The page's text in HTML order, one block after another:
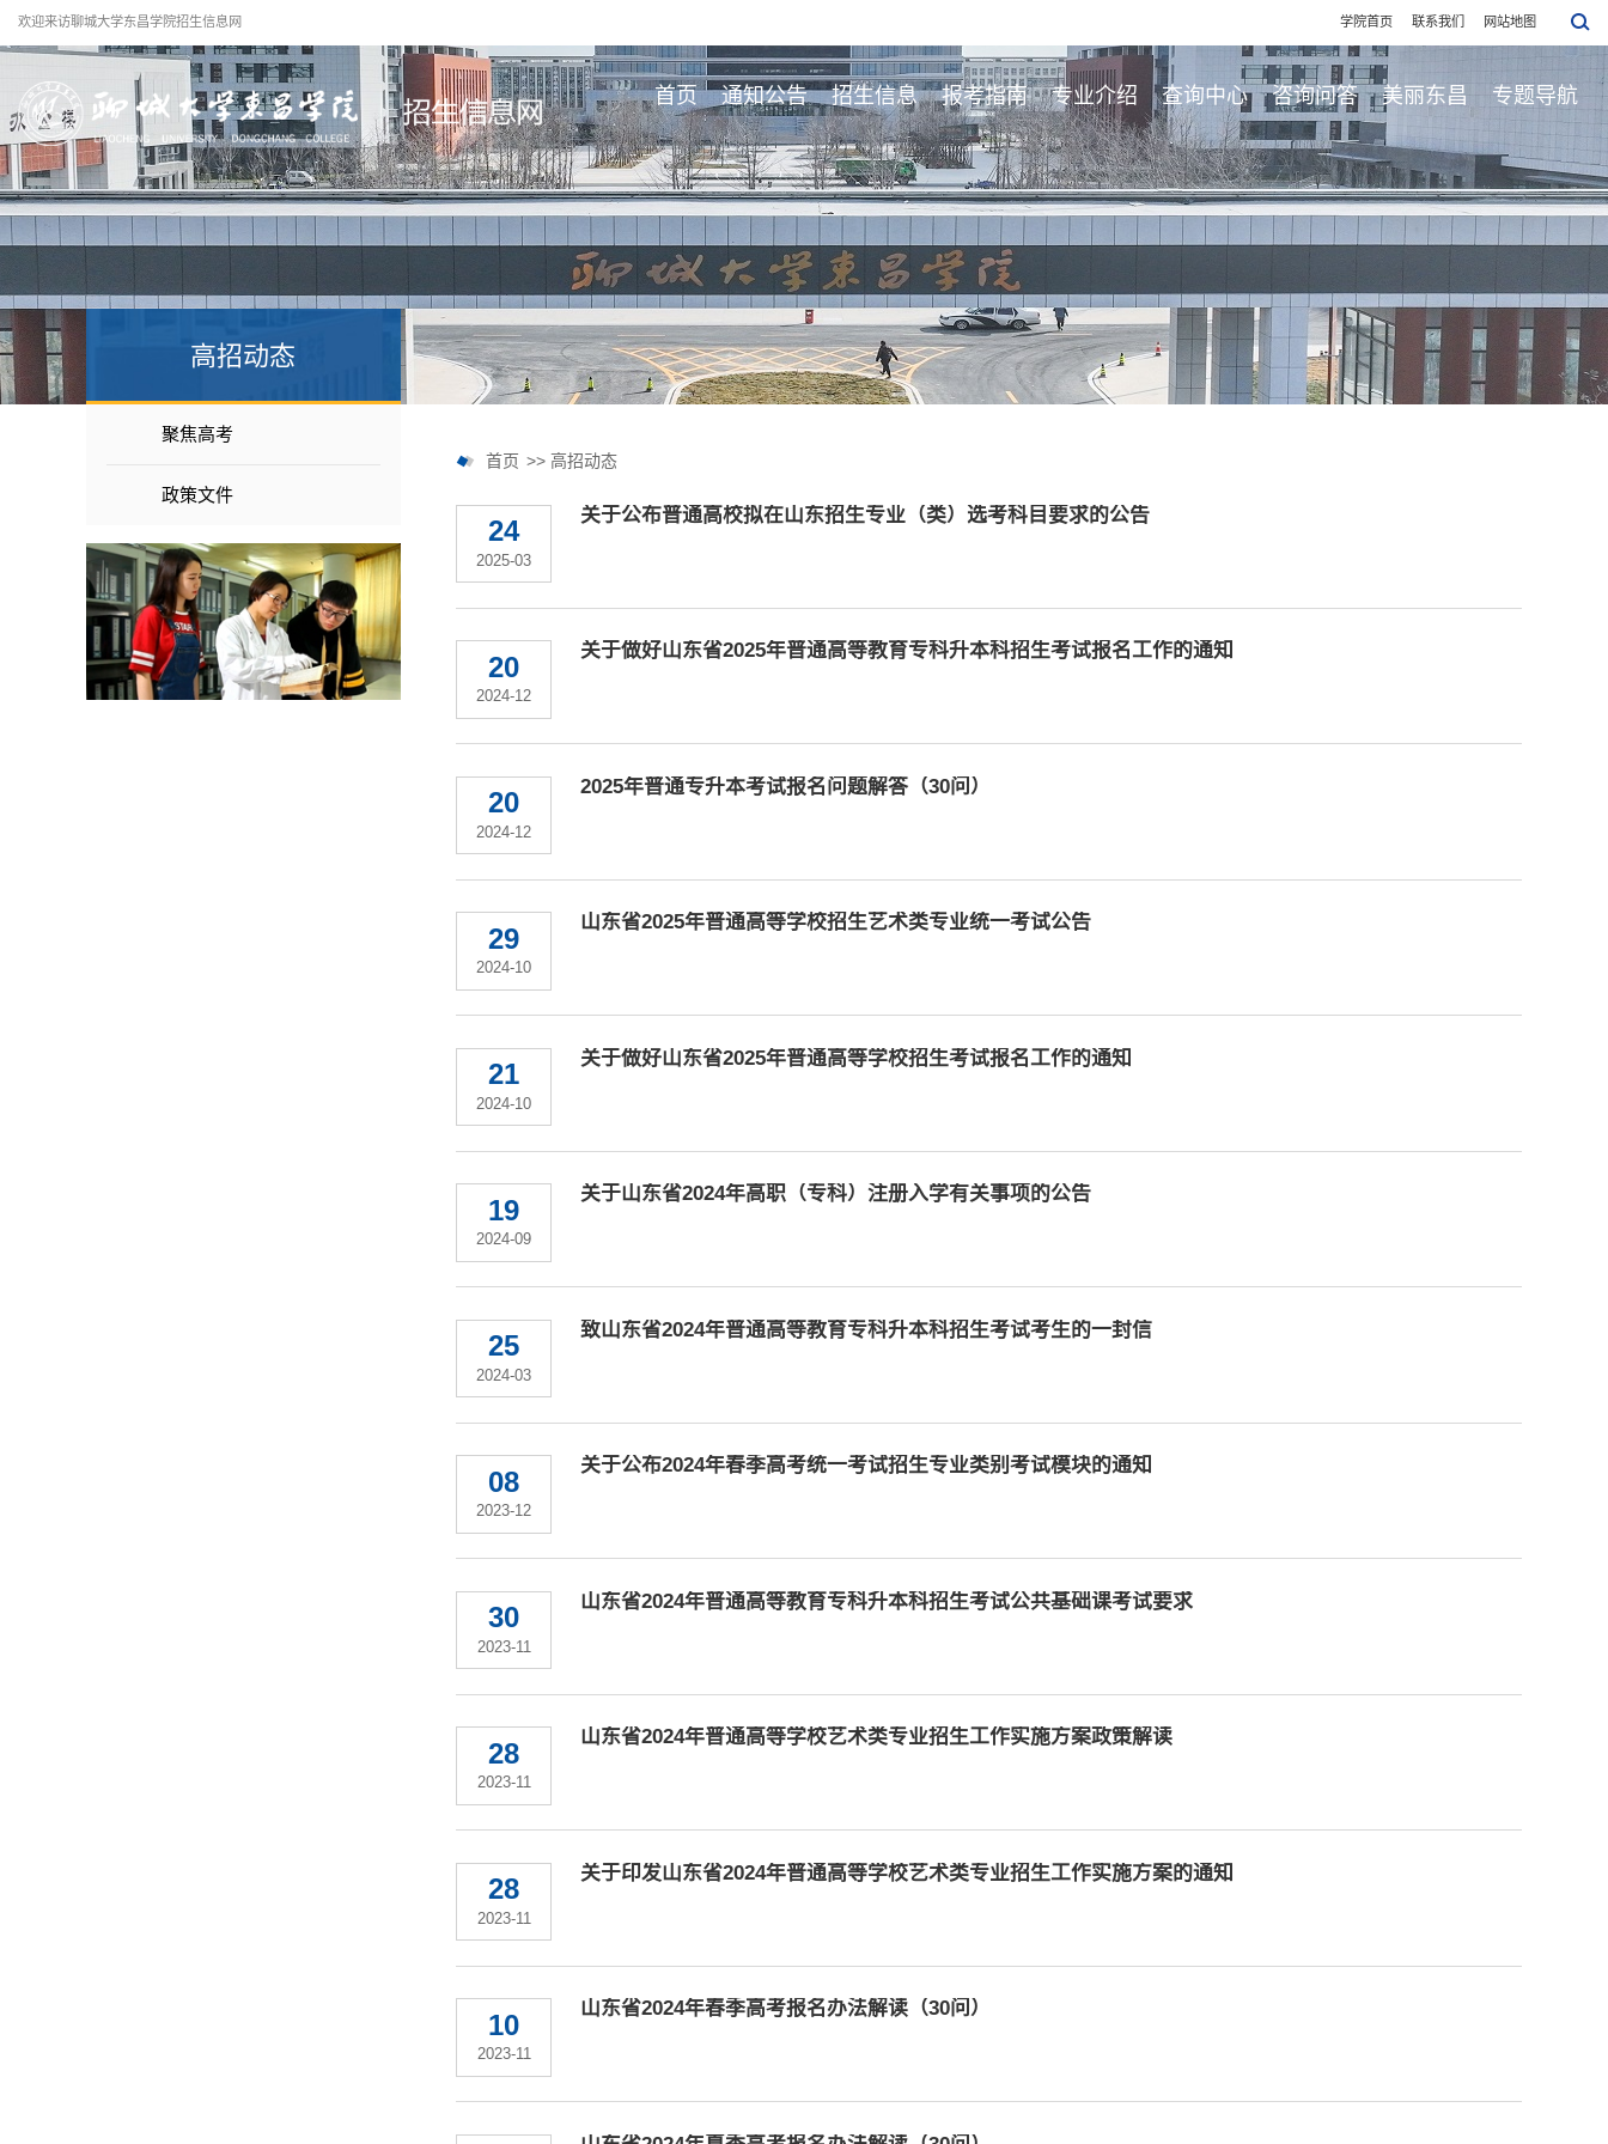
欢迎来访聊城大学东昌学院招生信息网 学院首页 联系我们 网站地图
首页 通知公告 招生信息 报考指南 专业介绍 查询中心 咨询问答 美丽东昌 专题导航
高招动态
聚焦高考
政策文件
首页 >>高招动态
24
2025-03
关于公布普通高校拟在山东招生专业（类）选考科目要求的公告
20
2024-12
关于做好山东省2025年普通高等教育专科升本科招生考试报名工作的通知
20
2024-12
2025年普通专升本考试报名问题解答（30问）
29
2024-10
山东省2025年普通高等学校招生艺术类专业统一考试公告
21
2024-10
关于做好山东省2025年普通高等学校招生考试报名工作的通知
19
2024-09
关于山东省2024年高职（专科）注册入学有关事项的公告
25
2024-03
致山东省2024年普通高等教育专科升本科招生考试考生的一封信
08
2023-12
关于公布2024年春季高考统一考试招生专业类别考试模块的通知
30
2023-11
山东省2024年普通高等教育专科升本科招生考试公共基础课考试要求
28
2023-11
山东省2024年普通高等学校艺术类专业招生工作实施方案政策解读
28
2023-11
关于印发山东省2024年普通高等学校艺术类专业招生工作实施方案的通知
10
2023-11
山东省2024年春季高考报名办法解读（30问）